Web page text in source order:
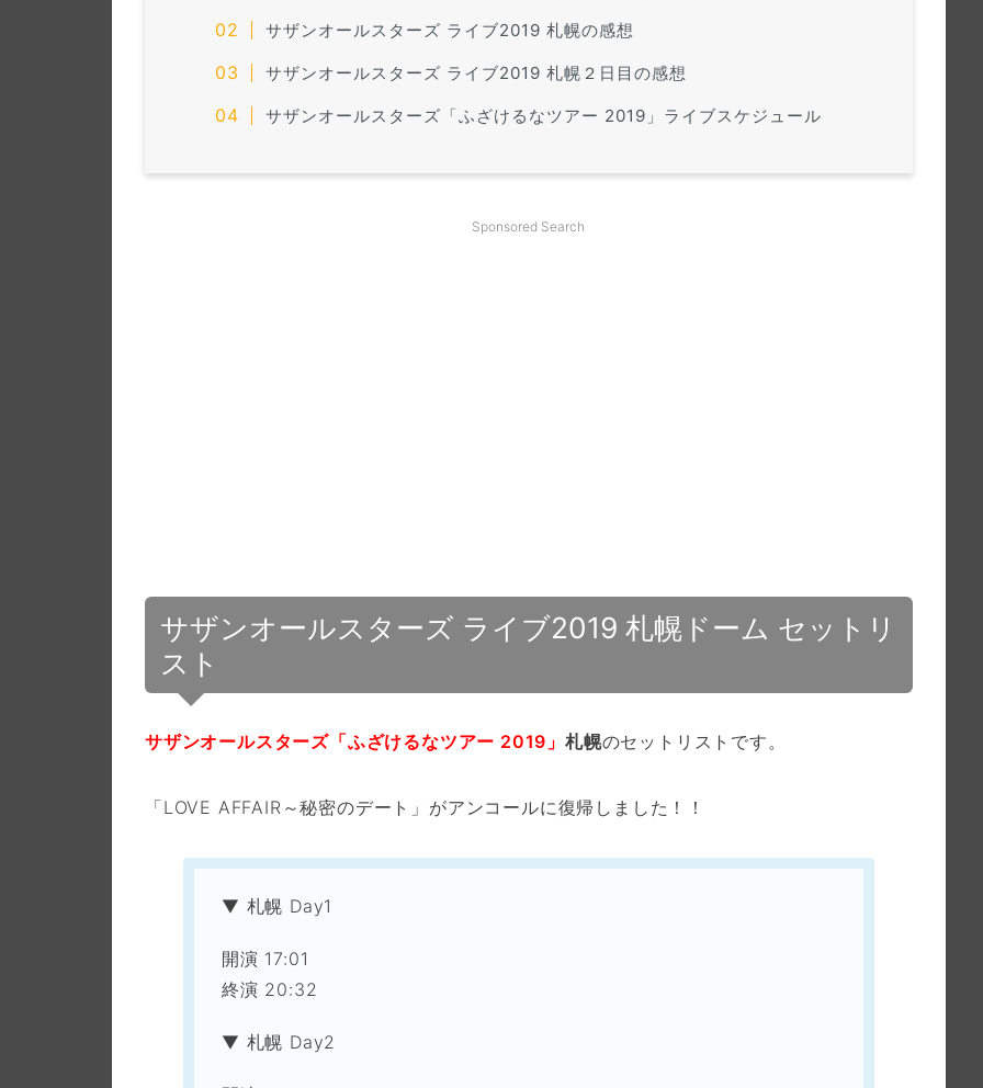
サザンオールスターズ ライブ2019 札幌の感想
サザンオールスターズ ライブ2019 札幌２日目の感想
サザンオールスターズ「ふざけるなツアー 2019」ライブスケジュール
Sponsored Search
サザンオールスターズ ライブ2019 札幌ドーム セットリ
スト
サザンオールスターズ「ふざけるなツアー 2019」 札幌のセットリストです。
「LOVE AFFAIR～秘密のデート」がアンコールに復帰しました！！
▼ 札幌 Day1
開演 17:01
終演 20:32
▼ 札幌 Day2